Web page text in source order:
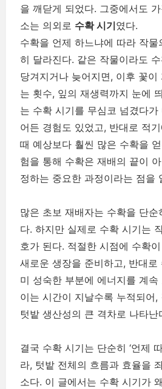
을 깨닫게 되었다. 그중에서도
소는 의외로 수확 시기였다.
수확을 언제 하느냐에 따라 작물
히 달라진다. 같은 작물이라도
당겨지거나 늦어지면, 이후 꽃이
는 횟수, 잎의 재생력까지 눈에
는 수확 시기를 무심코 넘겼다
어든 경험도 있었고, 반대로 적
때 예상보다 훨씬 많은 수확을
험을 통해 수확은 재배의 끝이
정하는 중요한 과정이라는 점을
많은 초보 재배자는 수확을 단
다. 하지만 실제로 수확 시기는
호가 된다. 적절한 시점에 수확
새로운 생장을 준비하고, 반대로
미 성숙한 부분에 에너지를 계
이는 시간이 지날수록 누적되어
텃밭 생산성의 큰 격차로 나타난
결국 수확 시기는 단순히 ‘언제
라, 텃밭 전체의 흐름과 효율을
소다. 이 글에서는 수확 시기가